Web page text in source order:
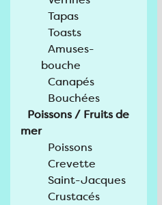
Tapas
Toasts
Amuses-
bouche
Canapés
Bouchées
Poissons / Fruits de
mer
Poissons
Crevette
Saint-Jacques
Crustacés